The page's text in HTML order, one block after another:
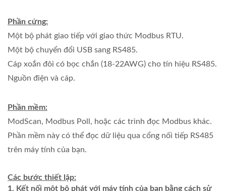
Phần cứng:
Một bộ phát giao tiếp với giao thức Modbus RTU.
Một bộ chuyển đổi USB sang RS485.
Cáp xoắn đôi có bọc chắn (18-22AWG) cho tín hiệu RS485.
Nguồn điện và cáp.
Phần mềm:
ModScan, Modbus Poll, hoặc các trình đọc Modbus khác.
Phần mềm này có thể đọc dữ liệu qua cổng nối tiếp RS485
trên máy tính của bạn.
Các bước thiết lập:
Kết nối một bộ phát với máy tính của bạn bằng cách sử